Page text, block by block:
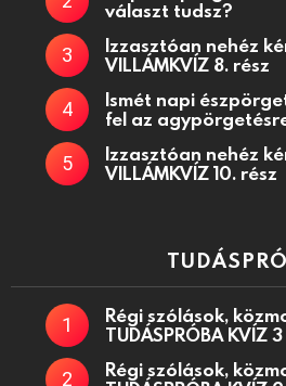
választ tudsz?
Izzasztóan nehéz
VILLÁMKVÍZ 8. rész
Ismét napi
fel az
Izzasztóan nehéz
VILLÁMKVÍZ 10. rész
Régi szólások,
TUDÁSPRÓBA KVÍZ
Régi szólások,